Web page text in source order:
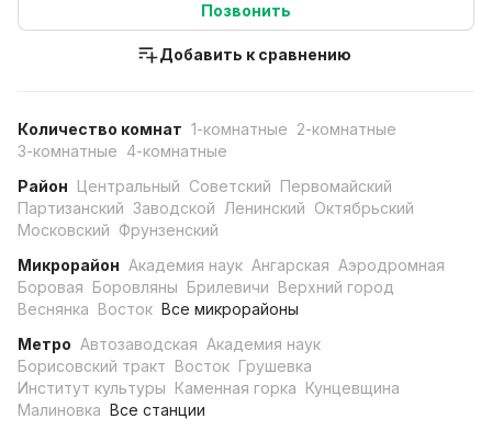
Позвонить
Добавить к сравнению
Количество комнат 1-комнатные 2-комнатные
3-комнатные 4-комнатные
Район Центральный Советский Первомайский
Партизанский Заводской Ленинский Октябрьский
Московский Фрунзенский
Микрорайон Академия наук Ангарская Аэродромная
Боровая Боровляны Брилевичи Верхний город
Веснянка Восток Все микрорайоны
Метро Автозаводская Академия наук
Борисовский тракт Восток Грушевка
Институт культуры Каменная горка Кунцевщина
Малиновка Все станции